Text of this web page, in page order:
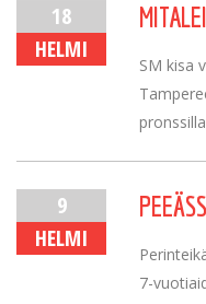
18
HELMI
SM kisa
9
HELMI
7-